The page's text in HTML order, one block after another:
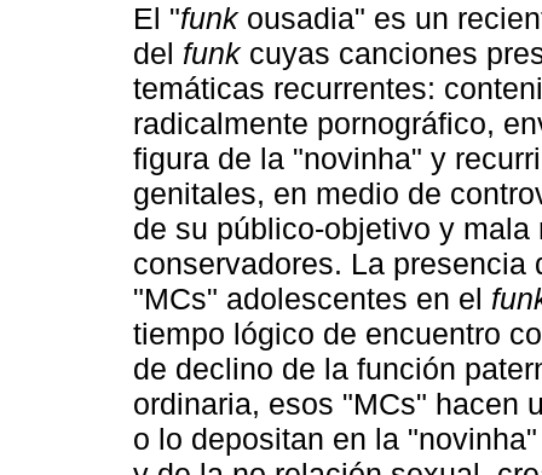
El "funk ousadia" es un
del funk cuyas canciones
temáticas recurrentes:
radicalmente pornográfico,
figura de la "novinha" y
genitales, en medio de
de su público-objetivo y
conservadores. La
"MCs" adolescentes en el
tiempo lógico de encuentro
de declino de la función
ordinaria, esos "MCs" hacen
o lo depositan en la